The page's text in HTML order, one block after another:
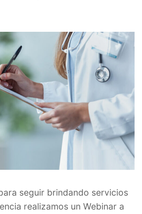
seguir brindando servicios
realizamos un Webinar a